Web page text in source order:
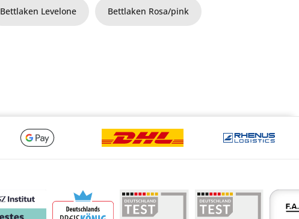
Bettlaken Levelone Bettlaken Rosa/pink